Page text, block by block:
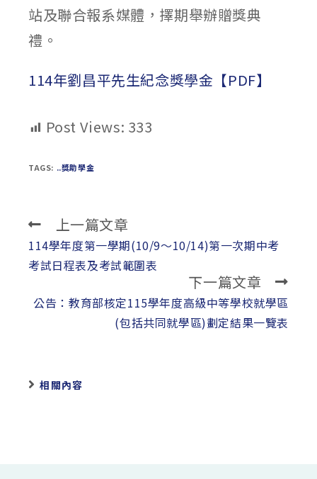
站及聯合報系媒體，擇期舉辦贈獎典
禮。
114年劉昌平先生紀念獎學金【PDF】
Post Views: 333
TAGS: ..獎助學金
Read
more
articles
上一篇文章
114學年度第一學期(10/9～10/14)第一次期中考
考試日程表及考試範圍表
下一篇文章
公告：教育部核定115學年度高級中等學校就學區
(包括共同就學區)劃定結果一覽表
相關內容